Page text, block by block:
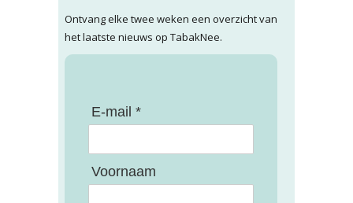
Ontvang elke twee weken een overzicht van
het laatste nieuws op TabakNee.
E-mail *
Voornaam